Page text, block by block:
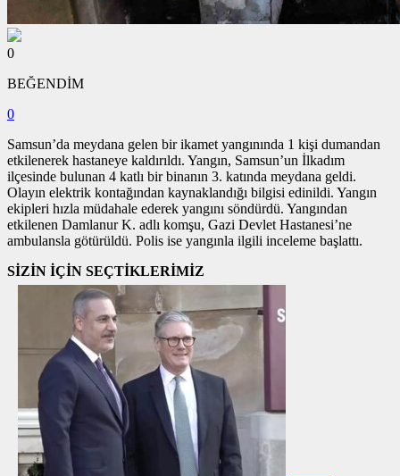
0
BEĞENDİM
0
Samsun’da meydana gelen bir ikamet yangınında 1 kişi dumandan
etkilenerek hastaneye kaldırıldı. Yangın, Samsun’un İlkadım
ilçesinde bulunan 4 katlı bir binanın 3. katında meydana geldi.
Olayın elektrik kontağından kaynaklandığı bilgisi edinildi. Yangın
ekipleri hızla müdahale ederek yangını söndürdü. Yangından
etkilenen Damlanur K. adlı komşu, Gazi Devlet Hastanesi’ne
ambulansla götürüldü. Polis ise yangınla ilgili inceleme başlattı.
SİZİN İÇİN SEÇTİKLERİMİZ